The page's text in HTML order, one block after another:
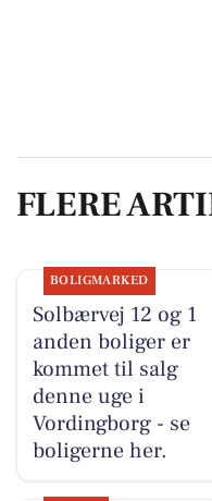
FLERE
BOLIGMARKED
Solbærvej 12 og 1
anden boliger er
kommet til salg
denne uge i
Vordingborg - se
boligerne her.